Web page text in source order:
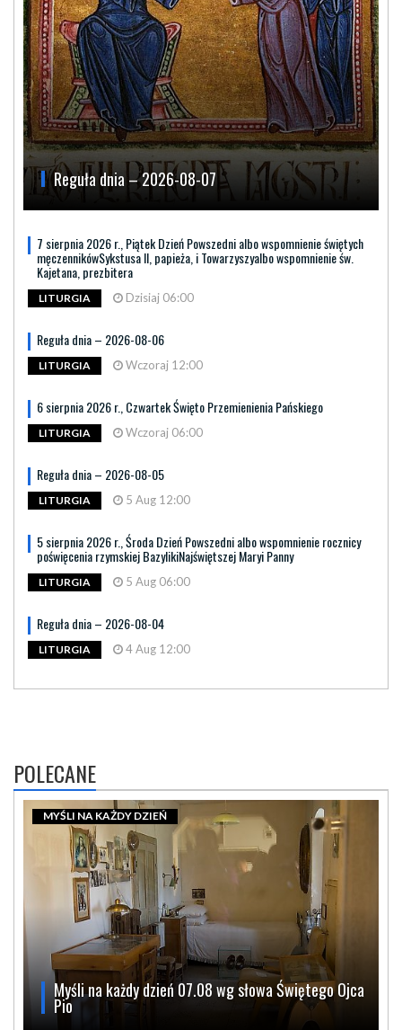
Reguła dnia – 2026-08-07
7 sierpnia 2026 r., Piątek Dzień Powszedni albo wspomnienie świętych
męczennikówSykstusa II, papieża, i Towarzyszyalbo wspomnienie św.
Kajetana, prezbitera
LITURGIA Dzisiaj 06:00
Reguła dnia – 2026-08-06
LITURGIA Wczoraj 12:00
6 sierpnia 2026 r., Czwartek Święto Przemienienia Pańskiego
LITURGIA Wczoraj 06:00
Reguła dnia – 2026-08-05
LITURGIA 5 Aug 12:00
5 sierpnia 2026 r., Środa Dzień Powszedni albo wspomnienie rocznicy
poświęcenia rzymskiej BazylikiNajświętszej Maryi Panny
LITURGIA 5 Aug 06:00
Reguła dnia – 2026-08-04
LITURGIA 4 Aug 12:00
POLECANE
Myśli na każdy dzień 07.08 wg słowa Świętego Ojca
Pio
MYŚLI NA KAŻDY DZIEŃ